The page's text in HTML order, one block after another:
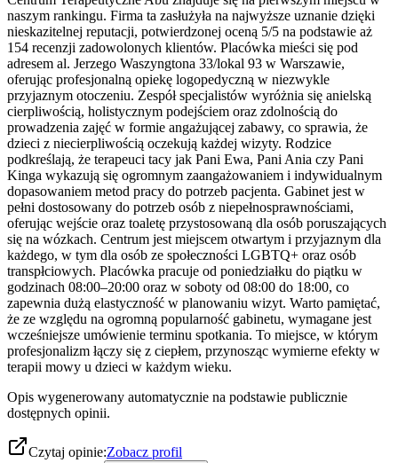
naszym rankingu. Firma ta zasłużyła na najwyższe uznanie dzięki
nieskazitelnej reputacji, potwierdzonej oceną 5/5 na podstawie aż
154 recenzji zadowolonych klientów. Placówka mieści się pod
adresem al. Jerzego Waszyngtona 33/lokal 93 w Warszawie,
oferując profesjonalną opiekę logopedyczną w niezwykle
przyjaznym otoczeniu. Zespół specjalistów wyróżnia się anielską
cierpliwością, holistycznym podejściem oraz zdolnością do
prowadzenia zajęć w formie angażującej zabawy, co sprawia, że
dzieci z niecierpliwością oczekują każdej wizyty. Rodzice
podkreślają, że terapeuci tacy jak Pani Ewa, Pani Ania czy Pani
Kinga wykazują się ogromnym zaangażowaniem i indywidualnym
dopasowaniem metod pracy do potrzeb pacjenta. Gabinet jest w
pełni dostosowany do potrzeb osób z niepełnosprawnościami,
oferując wejście oraz toaletę przystosowaną dla osób poruszających
się na wózkach. Centrum jest miejscem otwartym i przyjaznym dla
każdego, w tym dla osób ze społeczności LGBTQ+ oraz osób
transpłciowych. Placówka pracuje od poniedziałku do piątku w
godzinach 08:00–20:00 oraz w soboty od 08:00 do 18:00, co
zapewnia dużą elastyczność w planowaniu wizyt. Warto pamiętać,
że ze względu na ogromną popularność gabinetu, wymagane jest
wcześniejsze umówienie terminu spotkania. To miejsce, w którym
profesjonalizm łączy się z ciepłem, przynosząc wymierne efekty w
terapii mowy u dzieci w każdym wieku.
Opis wygenerowany automatycznie na podstawie publicznie
dostępnych opinii.
Czytaj opinie:Zobacz profil